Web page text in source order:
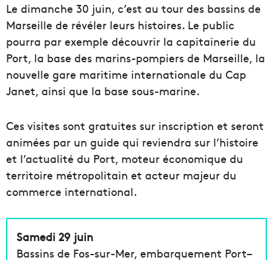
Le dimanche 30 juin, c’est au tour des bassins de
Marseille de révéler leurs histoires. Le public
pourra par exemple découvrir la capitainerie du
Port, la base des marins-pompiers de Marseille, la
nouvelle gare maritime internationale du Cap
Janet, ainsi que la base sous-marine.
Ces visites sont gratuites sur inscription et seront
animées par un guide qui reviendra sur l’histoire
et l’actualité du Port, moteur économique du
territoire métropolitain et acteur majeur du
commerce international.
Samedi 29 juin
Bassins de Fos-sur-Mer, embarquement Port–